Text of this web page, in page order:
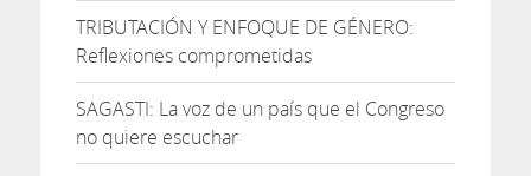
TRIBUTACIÓN Y ENFOQUE DE GÉNERO:
Reflexiones comprometidas
SAGASTI: La voz de un país que el Congreso
no quiere escuchar